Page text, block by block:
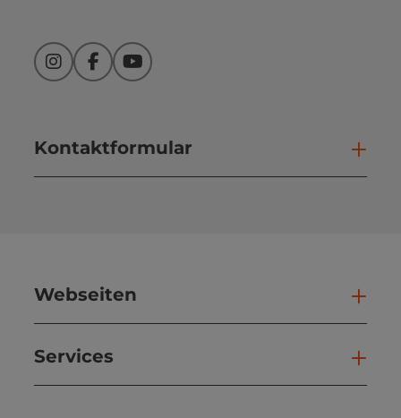
InstagramFacebookYouTube
Kontaktformular
Webseiten
Services